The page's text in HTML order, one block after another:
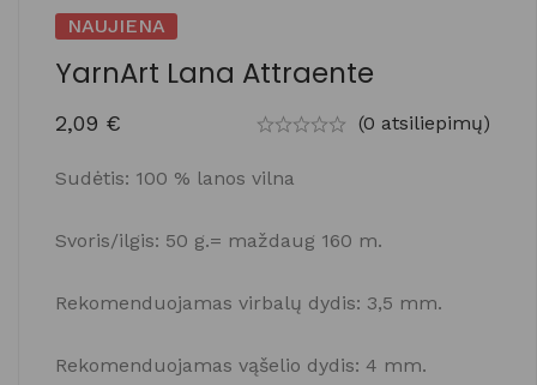
NAUJIENA
YarnArt Lana Attraente
2,09 € (0 atsiliepimų)
Sudėtis: 100 % lanos vilna
Svoris/ilgis: 50 g.= maždaug 160 m.
Rekomenduojamas virbalų dydis: 3,5 mm.
Rekomenduojamas vąšelio dydis: 4 mm.